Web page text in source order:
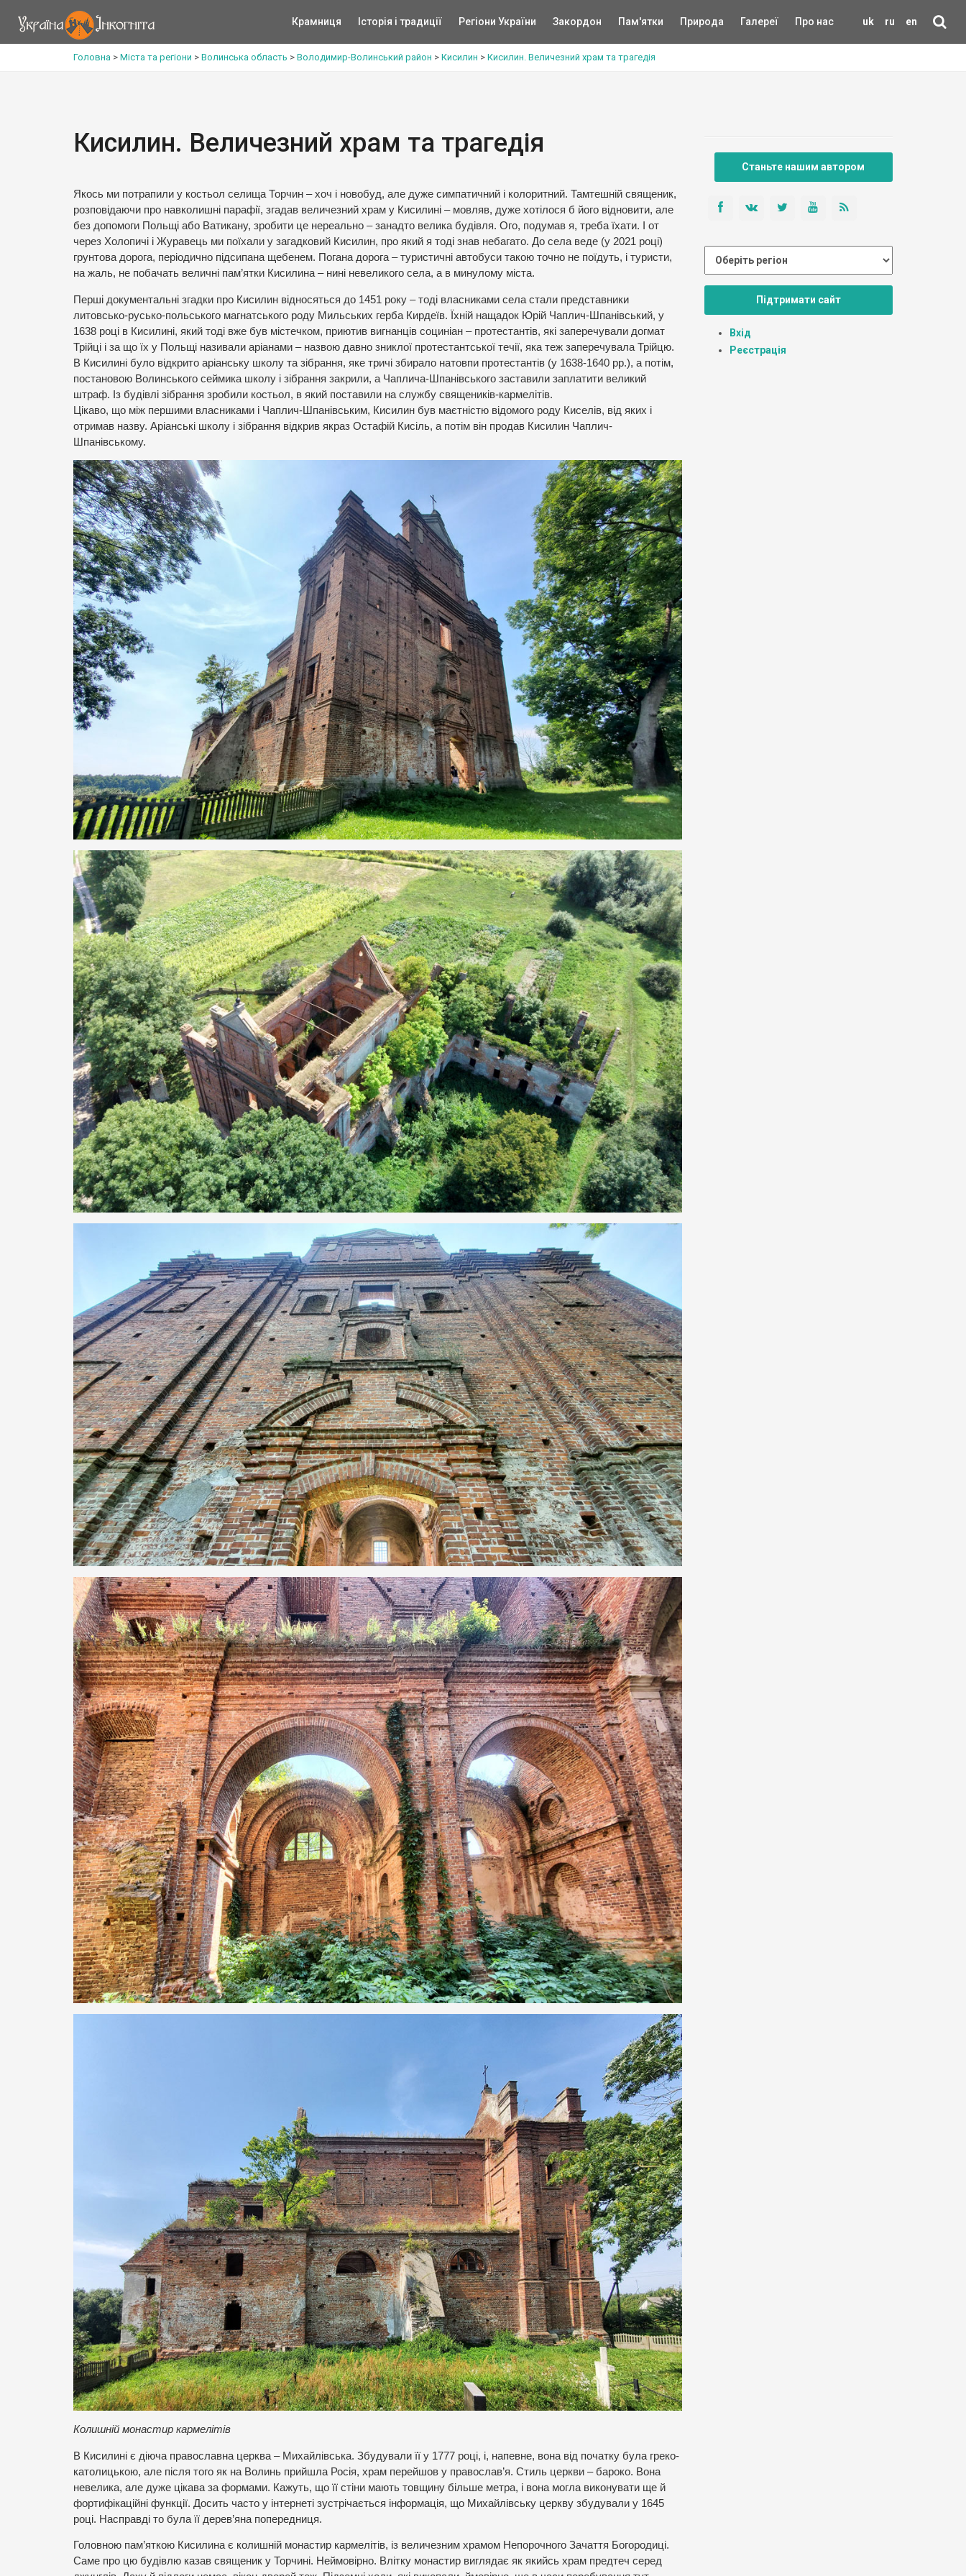
uk ru en
Крамниця Історія і традиції Регіони України Закордон Пам'ятки Природа Галереї Про нас
Головна > Міста та регіони > Волинська область > Володимир-Волинський район > Кисилин > Кисилин. Величезний храм та трагедія
Кисилин. Величезний храм та трагедія
Якось ми потрапили у костьол селища Торчин – хоч і новобуд, але дуже симпатичний і колоритний. Тамтешній священик,
розповідаючи про навколишні парафії, згадав величезний храм у Кисилині – мовляв, дуже хотілося б його відновити, але
без допомоги Польщі або Ватикану, зробити це нереально – занадто велика будівля. Ого, подумав я, треба їхати. І от
через Холопичі і Журавець ми поїхали у загадковий Кисилин, про який я тоді знав небагато. До села веде (у 2021 році)
грунтова дорога, періодично підсипана щебенем. Погана дорога – туристичні автобуси такою точно не поїдуть, і туристи,
на жаль, не побачать величні пам’ятки Кисилина – нині невеликого села, а в минулому міста.
Перші документальні згадки про Кисилин відносяться до 1451 року – тоді власниками села стали представники
литовсько-русько-польського магнатського роду Мильських герба Кирдеїв. Їхній нащадок Юрій Чаплич-Шпанівський, у
1638 році в Кисилині, який тоді вже був містечком, приютив вигнанців социніан – протестантів, які заперечували догмат
Трійці і за що їх у Польщі називали аріанами – назвою давно зниклої протестантської течії, яка теж заперечувала Трійцю.
В Кисилині було відкрито аріанську школу та зібрання, яке тричі збирало натовпи протестантів (у 1638-1640 рр.), а потім,
постановою Волинського сеймика школу і зібрання закрили, а Чаплича-Шпанівського заставили заплатити великий
штраф. Із будівлі зібрання зробили костьол, в який поставили на службу священиків-кармелітів.
Цікаво, що між першими власниками і Чаплич-Шпанівським, Кисилин був маєтністю відомого роду Киселів, від яких і
отримав назву. Аріанські школу і зібрання відкрив якраз Остафій Кисіль, а потім він продав Кисилин Чаплич-
Шпанівському.
Колишній монастир кармелітів
В Кисилині є діюча православна церква – Михайлівська. Збудували її у 1777 році, і, напевне, вона від початку була греко-
католицькою, але після того як на Волинь прийшла Росія, храм перейшов у православ’я. Стиль церкви – бароко. Вона
невелика, але дуже цікава за формами. Кажуть, що її стіни мають товщину більше метра, і вона могла виконувати ще й
фортифікаційні функції. Досить часто у інтернеті зустрічається інформація, що Михайлівську церкву збудували у 1645
році. Насправді то була її дерев’яна попередниця.
Головною пам’яткою Кисилина є колишній монастир кармелітів, із величезним храмом Непорочного Зачаття Богородиці.
Саме про цю будівлю казав священик у Торчині. Неймовірно. Влітку монастир виглядає як якийсь храм предтеч серед
Станьте нашим автором
Підтримати сайт
Вхід
Реєстрація